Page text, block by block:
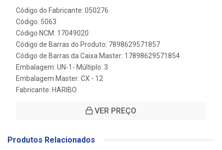
Código do Fabricante: 050276
Código: 5063
Código NCM: 17049020
Código de Barras do Produto: 7898629571857
Código de Barras da Caixa Master: 17898629571854
Embalagem: UN-1- Múltiplo: 3
Embalagem Master: CX - 12
Fabricante: HARIBO
VER PREÇO
Produtos Relacionados